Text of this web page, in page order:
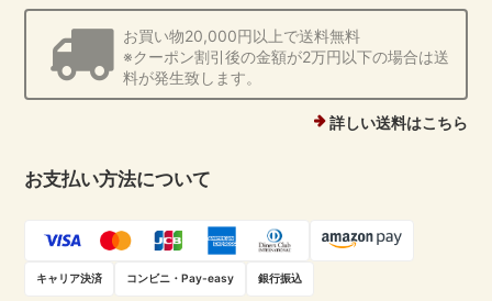
お買い物20,000円以上で送料無料
※クーポン割引後の金額が2万円以下の場合は送
料が発生致します。
詳しい送料はこちら
お支払い方法について
キャリア決済 コンビニ・Pay-easy 銀行振込